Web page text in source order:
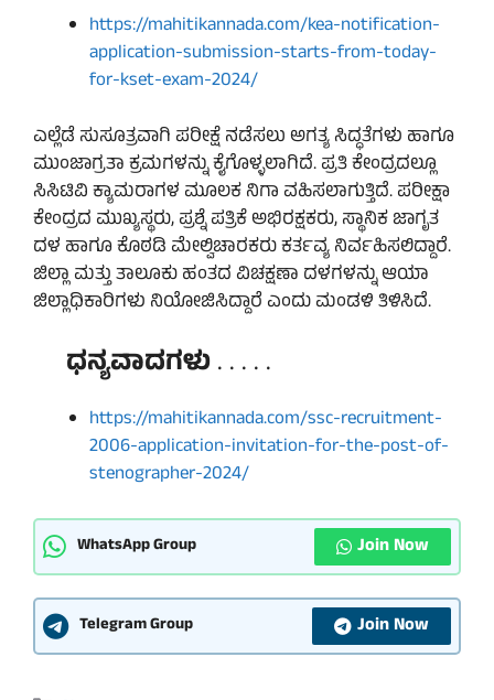
https://mahitikannada.com/kea-notification-
application-submission-starts-from-today-
for-kset-exam-2024/
ಎಲ್ಲೆಡೆ ಸುಸೂತ್ರವಾಗಿ ಪರೀಕ್ಷೆ ನಡೆಸಲು ಅಗತ್ಯ ಸಿದ್ಧತೆಗಳು ಹಾಗೂ
ಮುಂಜಾಗ್ರತಾ ಕ್ರಮಗಳನ್ನು ಕೈಗೊಳ್ಳಲಾಗಿದೆ. ಪ್ರತಿ ಕೇಂದ್ರದಲ್ಲೂ
ಸಿಸಿಟಿವಿ ಕ್ಯಾಮರಾಗಳ ಮೂಲಕ ನಿಗಾ ವಹಿಸಲಾಗುತ್ತಿದೆ. ಪರೀಕ್ಷಾ
ಕೇಂದ್ರದ ಮುಖ್ಯಸ್ಥರು, ಪ್ರಶ್ನೆ ಪತ್ರಿಕೆ ಅಭಿರಕ್ಷಕರು, ಸ್ಥಾನಿಕ ಜಾಗೃತ
ದಳ ಹಾಗೂ ಕೊಠಡಿ ಮೇಲ್ವಿಚಾರಕರು ಕರ್ತವ್ಯ ನಿರ್ವಹಿಸಲಿದ್ದಾರೆ.
ಜಿಲ್ಲಾ ಮತ್ತು ತಾಲೂಕು ಹಂತದ ವಿಚಕ್ಷಣಾ ದಳಗಳನ್ನು ಆಯಾ
ಜಿಲ್ಲಾಧಿಕಾರಿಗಳು ನಿಯೋಜಿಸಿದ್ದಾರೆ ಎಂದು ಮಂಡಳಿ ತಿಳಿಸಿದೆ.
ಧನ್ಯವಾದಗಳು. . . . .
https://mahitikannada.com/ssc-recruitment-
2006-application-invitation-for-the-post-of-
stenographer-2024/
WhatsApp Group Join Now
Telegram Group Join Now